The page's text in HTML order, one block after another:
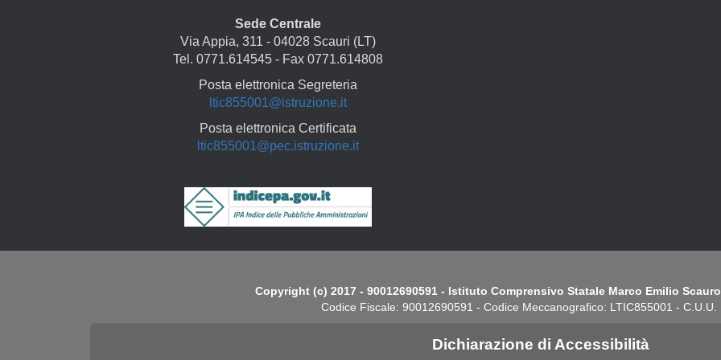
Sede Centrale
Via Appia, 311 - 04028 Scauri (LT)
Tel. 0771.614545 - Fax 0771.614808
Posta elettronica Segreteria
ltic855001@istruzione.it
Posta elettronica Certificata
ltic855001@pec.istruzione.it
Copyright (c) 2017 - 90012690591 - Istituto Comprensivo Statale Marco Emilio
Codice Fiscale: 90012690591 - Codice Meccanografico: LTIC855001 - C.U.U.
Dichiarazione di Accessibilità